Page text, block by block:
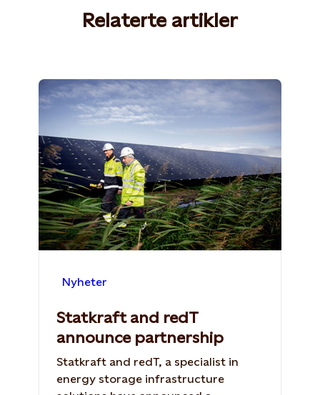
Relaterte artikler
Nyheter
Statkraft and redT
announce partnership
Statkraft and redT, a specialist in
energy storage infrastructure